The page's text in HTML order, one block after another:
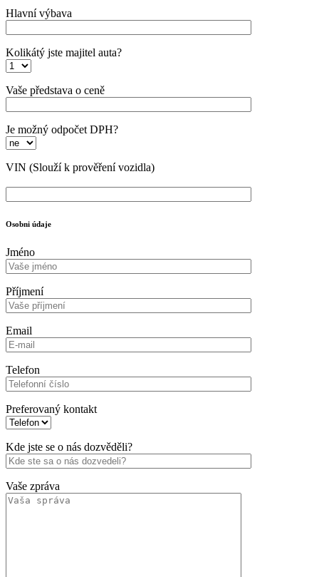
Hlavní výbava
Kolikátý jste majitel auta?
Vaše představa o ceně
Je možný odpočet DPH?
VIN (Slouží k prověření vozidla)
Osobni údaje
Jméno
Příjmení
Email
Telefon
Preferovaný kontakt
Kde jste se o nás dozvěděli?
Vaše zpráva